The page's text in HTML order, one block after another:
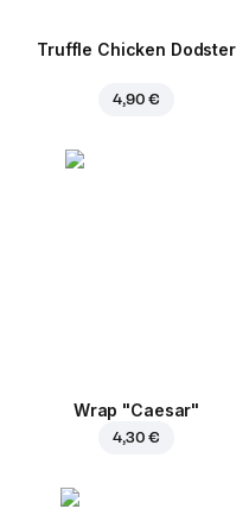
Truffle Chicken Dodster
4,90 €
Wrap "Caesar"
4,30 €